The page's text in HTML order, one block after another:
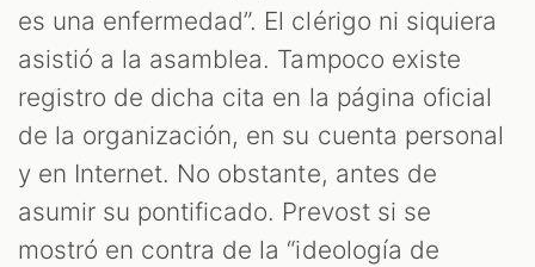
es una enfermedad”. El clérigo ni siquiera
asistió a la asamblea. Tampoco existe
registro de dicha cita en la página oficial
de la organización, en su cuenta personal
y en Internet. No obstante, antes de
asumir su pontificado. Prevost si se
mostró en contra de la “ideología de